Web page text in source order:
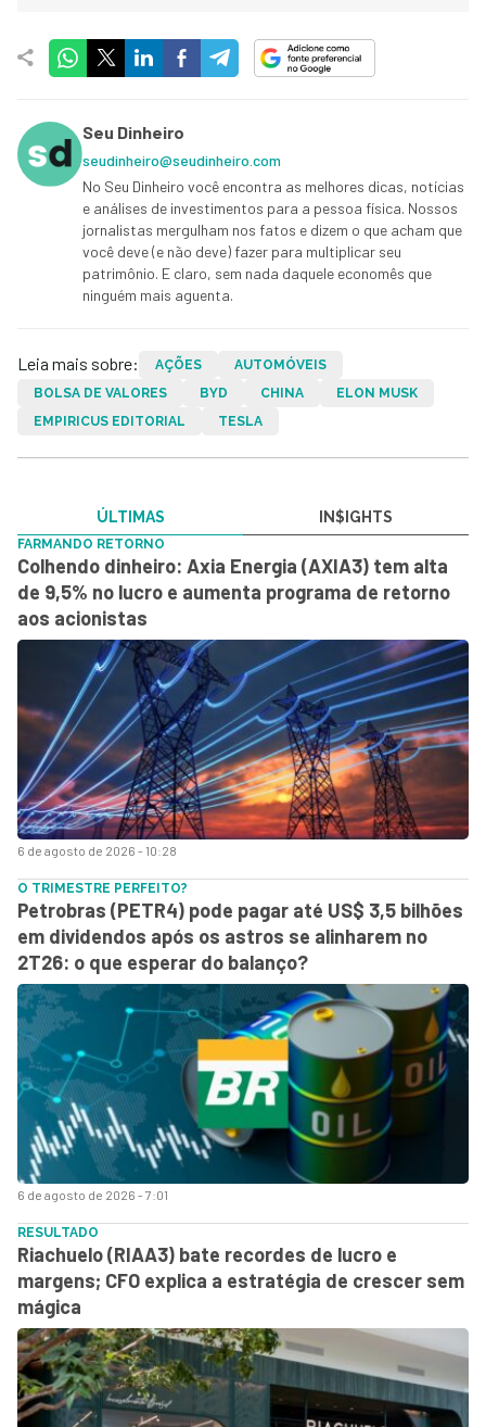
Seu Dinheiro
seudinheiro@seudinheiro.com
No Seu Dinheiro você encontra as melhores dicas, notícias
e análises de investimentos para a pessoa física. Nossos
jornalistas mergulham nos fatos e dizem o que acham que
você deve (e não deve) fazer para multiplicar seu
patrimônio. E claro, sem nada daquele economês que
ninguém mais aguenta.
Leia mais sobre: AÇÕES
AUTOMÓVEIS
BOLSA DE VALORES
BYD CHINA
ELON MUSK
EMPIRICUS EDITORIAL
TESLA
ÚLTIMAS IN$IGHTS
6 de agosto de 2026 - 10:28
FARMANDO RETORNO
Colhendo dinheiro: Axia Energia (AXIA3) tem alta
de 9,5% no lucro e aumenta programa de retorno
aos acionistas
6 de agosto de 2026 - 7:01
O TRIMESTRE PERFEITO?
Petrobras (PETR4) pode pagar até US$ 3,5 bilhões
em dividendos após os astros se alinharem no
2T26: o que esperar do balanço?
RESULTADO
Riachuelo (RIAA3) bate recordes de lucro e
margens; CFO explica a estratégia de crescer sem
mágica